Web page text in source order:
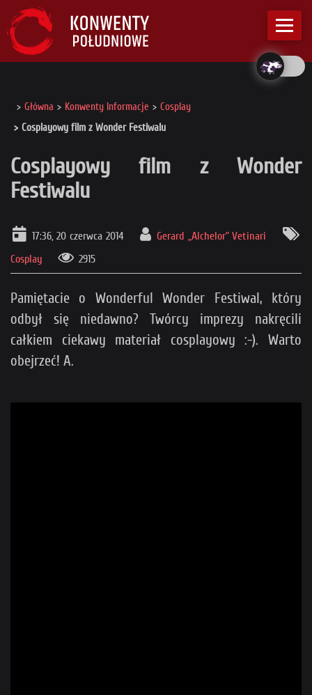
Główna Konwenty Informacje
Cosplay
Cosplayowy film z Wonder Festiwalu
Cosplayowy film z Wonder
Festiwalu
17:36, 20 czerwca 2014
Gerard „Alchelor” Vetinari
Cosplay
2915
Pamiętacie o Wonderful Wonder Festiwal, który
odbył się niedawno? Twórcy imprezy nakręcili
całkiem ciekawy materiał cosplayowy :-). Warto
obejrzeć! A.